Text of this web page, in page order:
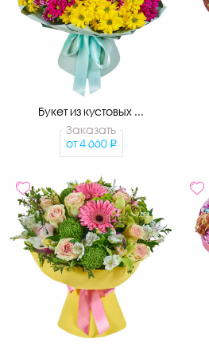
Букет из кустовых ...
Заказать
от 4 660